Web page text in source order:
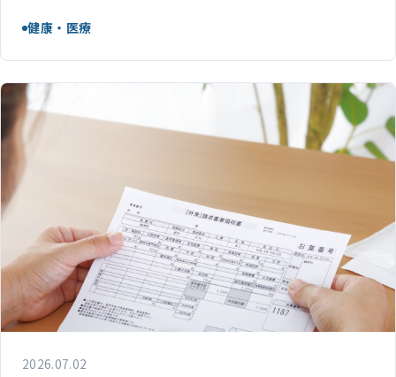
健康・医療
2026.07.02